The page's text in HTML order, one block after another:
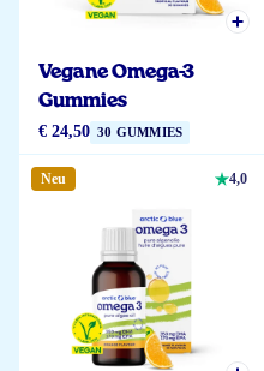
Vegane Omega-3
Gummies
€ 24,50 30 GUMMIES
Neu 4,0